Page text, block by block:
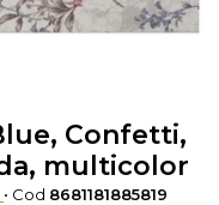
Confetti,
multicolor
• Cod 8681181885819